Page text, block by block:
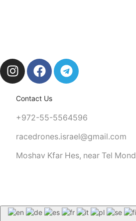
Contact Us
+972-55-5564596
racedrones.israel@gmail.com
Moshav Kfar Hes, near Tel Mond
UNBEATABLE PRICES